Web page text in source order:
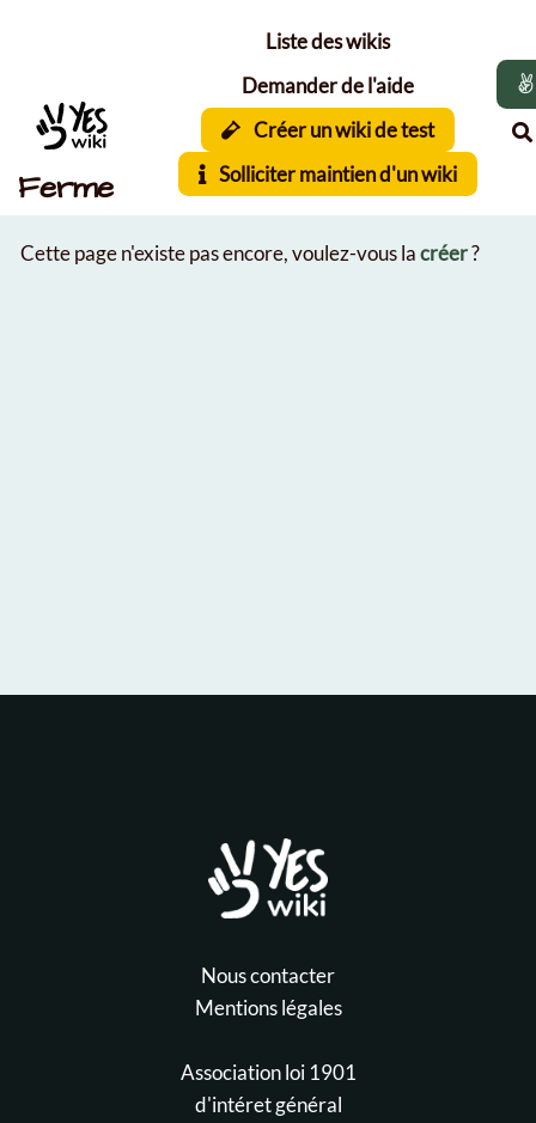
Ferme
Liste des wikis
Demander de l'aide
Créer un wiki de test
Solliciter maintien d'un wiki
Cette page n'existe pas encore, voulez-vous lacréer?
Nous contacter
Mentions légales
Association loi 1901
d'intéret général